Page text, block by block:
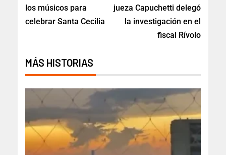
los músicos para
celebrar Santa Cecilia
jueza Capuchetti delegó
la investigación en el
fiscal Rívolo
MÁS HISTORIAS